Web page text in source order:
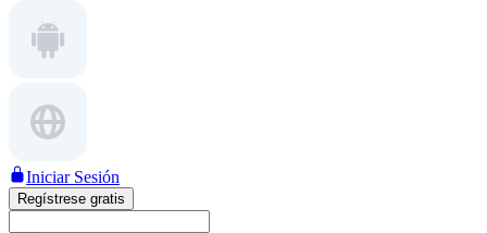
Iniciar Sesión
Regístrese gratis